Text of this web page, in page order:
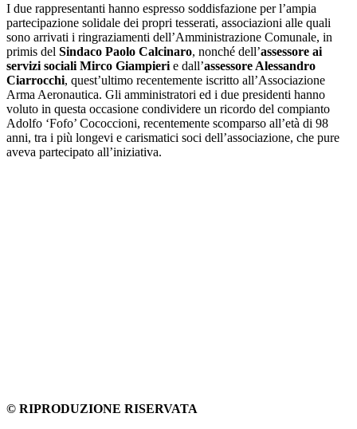
I due rappresentanti hanno espresso soddisfazione per l’ampia
partecipazione solidale dei propri tesserati, associazioni alle quali
sono arrivati i ringraziamenti dell’Amministrazione Comunale, in
primis del Sindaco Paolo Calcinaro, nonché dell’assessore ai
servizi sociali Mirco Giampieri e dall’assessore Alessandro
Ciarrocchi, quest’ultimo recentemente iscritto all’Associazione
Arma Aeronautica. Gli amministratori ed i due presidenti hanno
voluto in questa occasione condividere un ricordo del compianto
Adolfo ‘Fofo’ Cococcioni, recentemente scomparso all’età di 98
anni, tra i più longevi e carismatici soci dell’associazione, che pure
aveva partecipato all’iniziativa.
© RIPRODUZIONE RISERVATA